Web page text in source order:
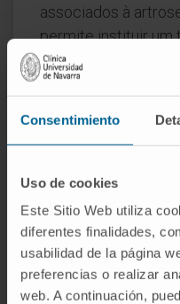
Consentimiento
Uso de cookies
Este Sitio Web utiliza
diferentes finalidades,
usabilidad de la página
preferencias o realizar
web. A continuación,
associados à
permite instituir um
No exame físico,
deformidades
componente ósseo
mobilidade com
O crescimento das
que formam a
a articulação
A radiologia nas